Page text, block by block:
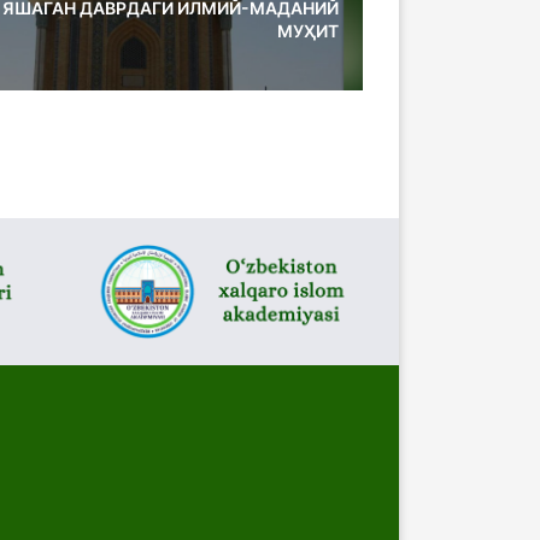
ДАВРДАГИ ИЛМИЙ-МАДАНИЙ
МУҲИТ